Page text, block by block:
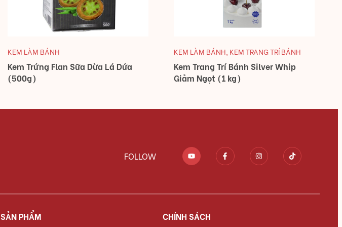
KEM LÀM BÁNH
Kem Trứng Flan Sữa Dừa Lá Dứa
(500g)
KEM LÀM BÁNH KEM TRANG TRÍ BÁNH
Kem Trang Trí Bánh Silver Whip
Giảm Ngọt (1 kg)
FOLLOW
SẢN PHẨM CHÍNH SÁCH